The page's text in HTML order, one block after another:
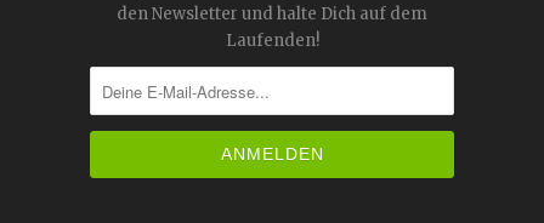
den Newsletter und halte Dich auf dem
Laufenden!